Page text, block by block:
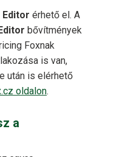
Editor érhető el. A
bővítmények
Foxnak
is van,
után is elérhető
oldalon.
a